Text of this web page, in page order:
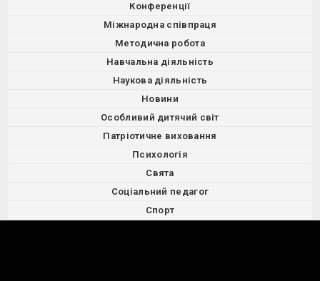
Конференції
Міжнародна співпраця
Методична робота
Навчальна діяльність
Наукова діяльність
Новини
Особливий дитячий світ
Патріотичне виховання
Психологія
Свята
Соціальний педагог
Спорт